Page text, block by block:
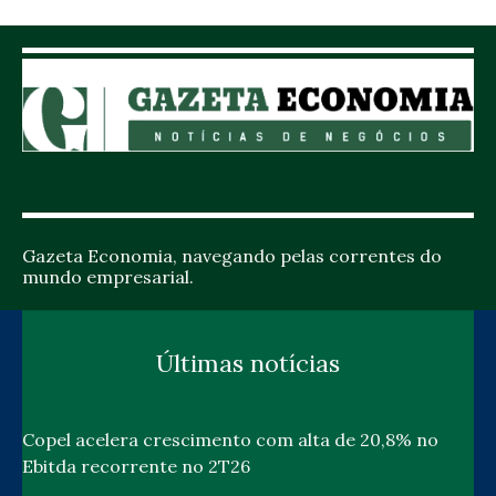
Gazeta Economia, navegando pelas correntes do
mundo empresarial.
Últimas notícias
Copel acelera crescimento com alta de 20,8% no
Ebitda recorrente no 2T26